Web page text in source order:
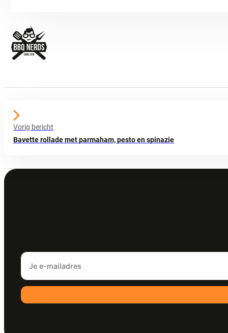
Vorig bericht
Bavette rollade met parmaham, pesto en spinazie